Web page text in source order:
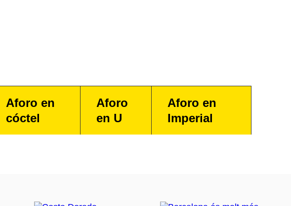
Aforo en
cóctel
Aforo
en U
Aforo en
Imperial